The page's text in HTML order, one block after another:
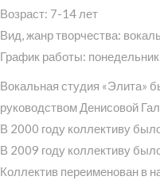
Возраст: 7-14 лет
Вид, жанр творчества:
График работы:
Вокальная студия «Элита»
руководством Денисовой
В 2000 году коллективу
В 2009 году коллективу
Коллектив переименован в